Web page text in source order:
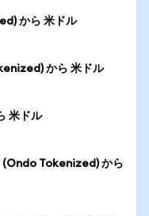
から 米ドル
から 米ドル
米ドル
Tokenized) から